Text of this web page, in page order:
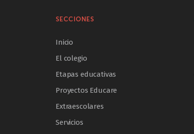
SECCIONES
Inicio
El colegio
Etapas educativas
Proyectos Educare
Extraescolares
Servicios